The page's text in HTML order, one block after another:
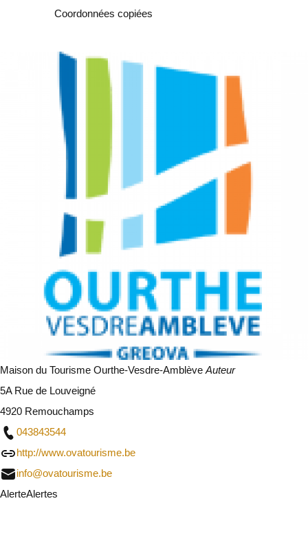
Coordonnées copiées
Maison du Tourisme Ourthe-Vesdre-AmblèveAuteur
5A Rue de Louveigné
4920 Remouchamps
043843544
http://www.ovatourisme.be
info@ovatourisme.be
AlerteAlertes